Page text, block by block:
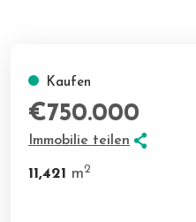
Kaufen
€750.000
Immobilie teilen
11,421 m2